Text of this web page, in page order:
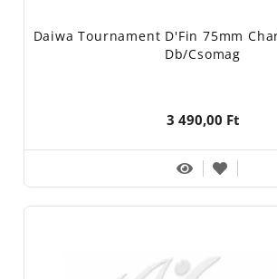
Daiwa Tournament D'Fin 75mm
Db/csomag
3 490,00 Ft